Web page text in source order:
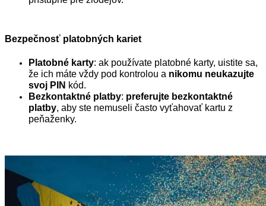
Bezpečnosť platobných kariet
Platobné karty: ak používate platobné karty, uistite sa,
že ich máte vždy pod kontrolou a nikomu neukazujte
svoj PIN kód.
Bezkontaktné platby: preferujte bezkontaktné
platby, aby ste nemuseli často vyťahovať kartu z
peňaženky.